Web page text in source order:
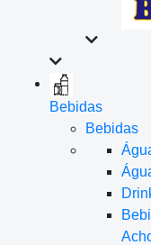
Bebidas
Bebidas